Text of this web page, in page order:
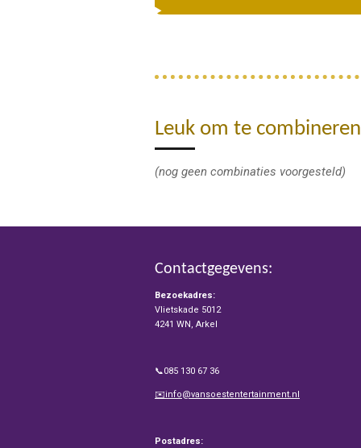
Leuk om te
(nog geen combinaties voorgesteld)
Contactgegevens:
Bezoekadres:
Vlietskade 5012
4241 WN, Arkel
📞085 130 67 36
✉️info@vansoestentertainment.nl
Postadres: